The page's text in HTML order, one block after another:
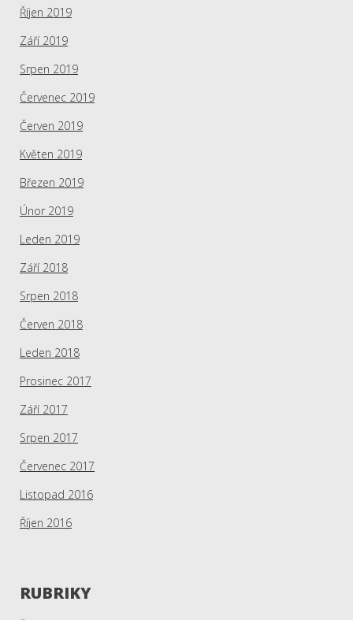
Říjen 2019
Září 2019
Srpen 2019
Červenec 2019
Červen 2019
Květen 2019
Březen 2019
Únor 2019
Leden 2019
Září 2018
Srpen 2018
Červen 2018
Leden 2018
Prosinec 2017
Září 2017
Srpen 2017
Červenec 2017
Listopad 2016
Říjen 2016
RUBRIKY